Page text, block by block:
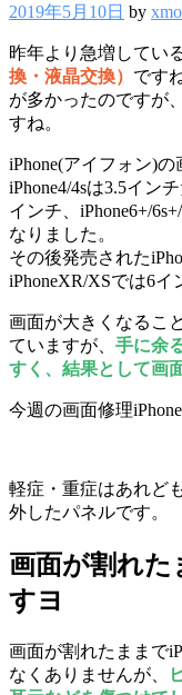
2019年5月10日 by
昨年より急増してい
換・液晶交換） です
が多かったのですが
すね。
iPhone(アイフォン)
iPhone4/4sは3.5イン
インチ、iPhone6+/
なりました。
その後発売された
iPhoneXR/XSでは6イ
画面が大きくなるこ
ていますが、 手に余
すく、結果として画
今週の画面修理
軽症・重症はあれど
外したパネルです。
画面が割れ
すヨ
画面が割れたままで
なくありませんが、